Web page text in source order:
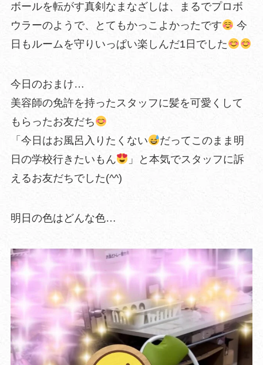
ボールを転がす真剣なまなざしは、まるでプロボ
ウラーのようで、とてもかっこよかったです
今
日もルームを守りいっぱい楽しんだ1日でした
今日のおまけ…
美容師の免許を持ったスタッフに髪を可愛くして
もらったお友だち
「今日はお風呂入りたくない
だってこのまま明
日の学校行きたいもん
」と本気でスタッフに訴
えるお友だちでした(^^)
明日の色はどんな色…